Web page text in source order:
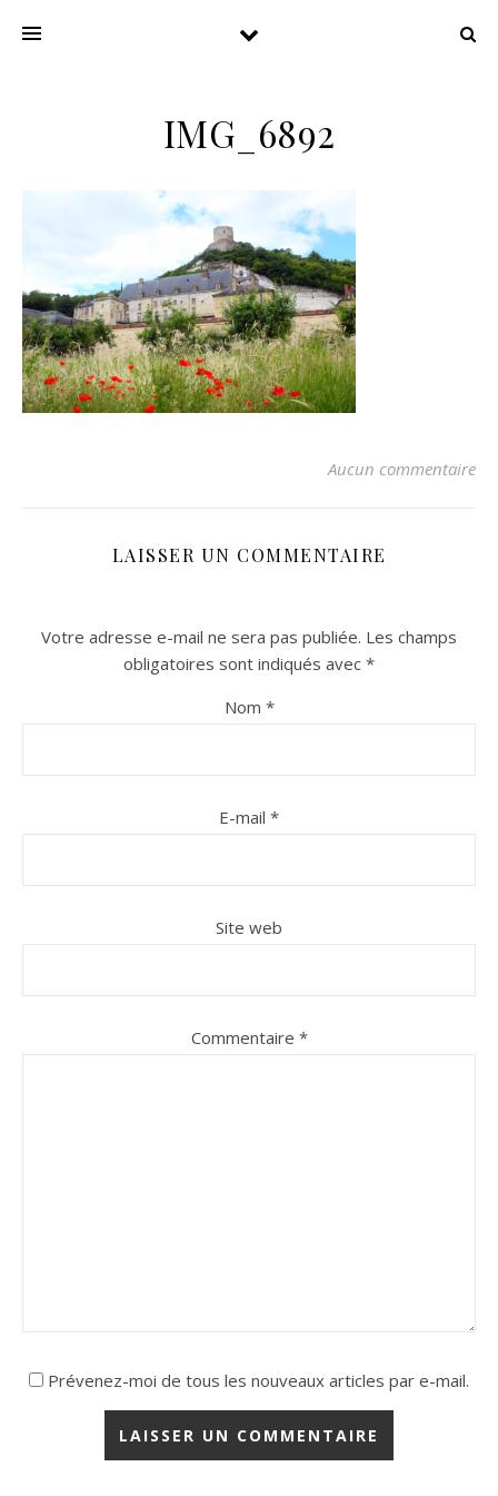
IMG_6892
Aucun commentaire
LAISSER UN COMMENTAIRE
Votre adresse e-mail ne sera pas publiée. Les champs
obligatoires sont indiqués avec *
Nom *
E-mail *
Site web
Commentaire *
Prévenez-moi de tous les nouveaux articles par e-mail.